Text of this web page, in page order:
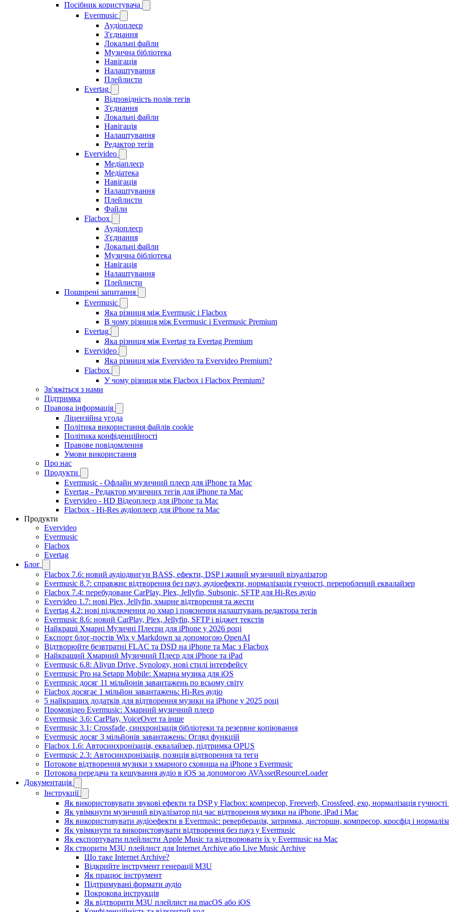
Посібник користувача
Evermusic
Аудіоплеєр
З'єднання
Локальні файли
Музична бібліотека
Навігація
Налаштування
Плейлисти
Evertag
Відповідність полів тегів
З'єднання
Локальні файли
Навігація
Налаштування
Редактор тегів
Evervideo
Медіаплеєр
Медіатека
Навігація
Налаштування
Плейлисти
Файли
Flacbox
Аудіоплеєр
З'єднання
Локальні файли
Музична бібліотека
Навігація
Налаштування
Плейлисти
Поширені запитання
Evermusic
Яка різниця між Evermusic і Flacbox
В чому різниця між Evermusic і Evermusic Premium
Evertag
Яка різниця між Evertag та Evertag Premium
Evervideo
Яка різниця між Evervideo та Evervideo Premium?
Flacbox
У чому різниця між Flacbox і Flacbox Premium?
Зв'яжіться з нами
Підтримка
Правова інформація
Ліцензійна угода
Політика використання файлів cookie
Політика конфіденційності
Правове повідомлення
Умови використання
Про нас
Продукти
Evermusic - Офлайн музичний плеєр для iPhone та Mac
Evertag - Редактор музичних тегів для iPhone та Mac
Evervideo - HD Відеоплеєр для iPhone та Mac
Flacbox - Hi-Res аудіоплеєр для iPhone та Mac
Продукти
Evervideo
Evermusic
Flacbox
Evertag
Блог
Flacbox 7.6: новий аудіодвигун BASS, ефекти, DSP і живий музичний візуалізатор
Evermusic 8.7: справжнє відтворення без пауз, аудіоефекти, нормалізація гучності, перероблений еквалайзер
Flacbox 7.4: перебудоване CarPlay, Plex, Jellyfin, Subsonic, SFTP для Hi-Res аудіо
Evervideo 1.7: нові Plex, Jellyfin, хмарне відтворення та жести
Evertag 4.2: нові підключення до хмар і пояснення налаштувань редактора тегів
Evermusic 8.6: новий CarPlay, Plex, Jellyfin, SFTP і віджет текстів
Найкращі Хмарні Музичні Плеєри для iPhone у 2026 році
Експорт блог-постів Wix у Markdown за допомогою OpenAI
Відтворюйте безвтратні FLAC та DSD на iPhone та Mac з Flacbox
Найкращий Хмарний Музичний Плеєр для iPhone та iPad
Evermusic 6.8: Aliyun Drive, Synology, нові стилі інтерфейсу
Evermusic Pro на Setapp Mobile: Хмарна музика для iOS
Evermusic досяг 11 мільйонів завантажень по всьому світу
Flacbox досягає 1 мільйон завантажень: Hi-Res аудіо
5 найкращих додатків для відтворення музики на iPhone у 2025 році
Промовідео Evermusic: Хмарний музичний плеєр
Evermusic 3.6: CarPlay, VoiceOver та інше
Evermusic 3.1: Crossfade, синхронізація бібліотеки та резервне копіювання
Evermusic досяг 3 мільйонів завантажень: Огляд функцій
Flacbox 1.6: Автосинхронізація, еквалайзер, підтримка OPUS
Evermusic 2.3: Автосинхронізація, позиція відтворення та теги
Потокове відтворення музики з хмарного сховища на iPhone з Evermusic
Потокова передача та кешування аудіо в iOS за допомогою AVAssetResourceLoader
Документація
Інструкції
Як використовувати звукові ефекти та DSP у Flacbox: компресор, Freeverb, Crossfeed, ехо, нормалізація гучності
Як увімкнути музичний візуалізатор під час відтворення музики на iPhone, iPad і Mac
Як використовувати аудіоефекти в Evermusic: реверберація, затримка, дисторшн, компресор, кросфід і
Як увімкнути та використовувати відтворення без пауз у Evermusic
Як експортувати плейлисти Apple Music та відтворювати їх у Evermusic на Mac
Як створити M3U плейлист для Internet Archive або Live Music Archive
Що таке Internet Archive?
Відкрийте інструмент генерації M3U
Як працює інструмент
Підтримувані формати аудіо
Покрокова інструкція
Як відтворити M3U плейлист на macOS або iOS